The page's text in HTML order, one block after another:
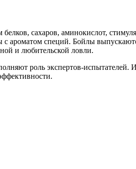
сахаров, аминокислот,
ароматом специй. Бойлы
и любительской ловли.
роль экспертов-испытателей.